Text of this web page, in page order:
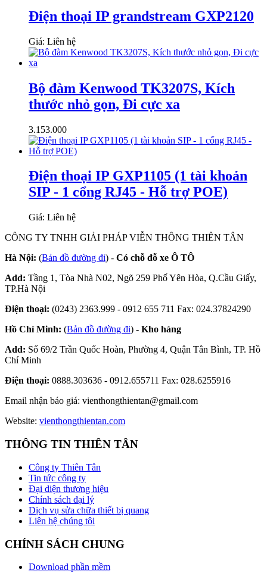
Điện thoại IP grandstream GXP2120
Giá: Liên hệ
Bộ đàm Kenwood TK3207S, Kích
thước nhỏ gọn, Đi cực xa
3.153.000
Điện thoại IP GXP1105 (1 tài khoản
SIP - 1 cổng RJ45 - Hỗ trợ POE)
Giá: Liên hệ
CÔNG TY TNHH GIẢI PHÁP VIỄN THÔNG THIÊN TÂN
Hà Nội: (Bản đồ đường đi) - Có chỗ đỗ xe Ô TÔ
Add: Tầng 1, Tòa Nhà N02, Ngõ 259 Phố Yên Hòa, Q.Cầu Giấy,
TP.Hà Nội
Điện thoại: (0243) 2363.999 - 0912 655 711 Fax: 024.37824290
Hồ Chí Minh: (Bản đồ đường đi) - Kho hàng
Add: Số 69/2 Trần Quốc Hoàn, Phường 4, Quận Tân Bình, TP. Hồ
Chí Minh
Điện thoại: 0888.303636 - 0912.655711 Fax: 028.6255916
Email nhận báo giá: vienthongthientan@gmail.com
Website: vienthongthientan.com
THÔNG TIN THIÊN TÂN
Công ty Thiên Tân
Tin tức công ty
Đại diện thương hiệu
Chính sách đại lý
Dịch vụ sửa chữa thiết bị quang
Liên hệ chúng tôi
CHÍNH SÁCH CHUNG
Download phần mềm